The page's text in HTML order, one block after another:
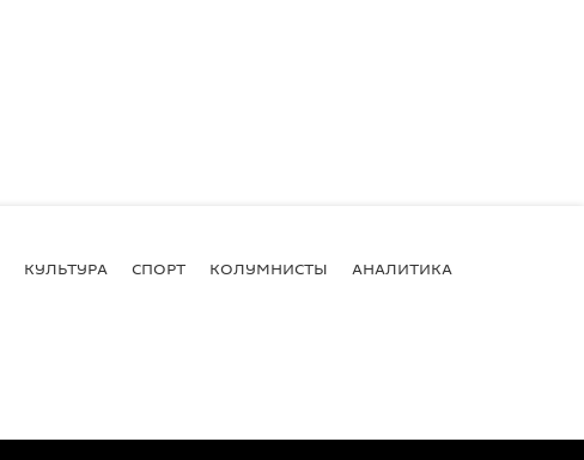
КУЛЬТУРА СПОРТ КОЛУМНИСТЫ АНАЛИТИКА